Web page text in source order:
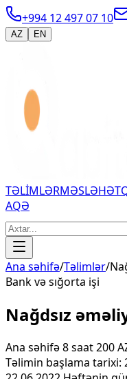
+994 12 497 07 10
AZ EN
TƏLİMLƏRMƏSLƏHƏT
AQƏ
Ana səhifə/Təlimlər/
Bank və sığorta işi
Nağdsız
Ana səhifə 8 saat 200
Təlimin başlama tarixi: